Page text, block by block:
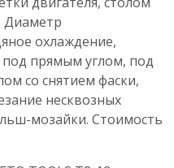
Диаметр
охлаждение,
под прямым углом, под
со снятием фаски,
несквозных
мозайки. Стоимость